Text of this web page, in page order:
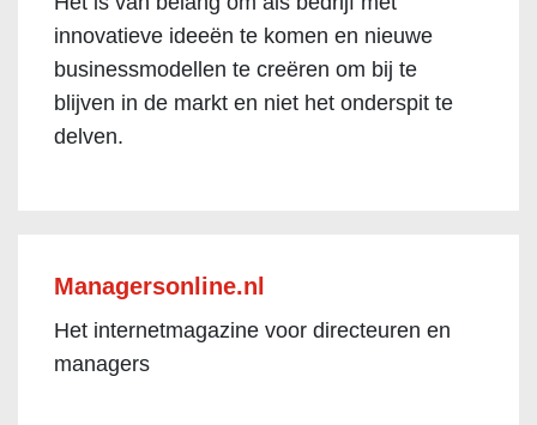
innovatieve ideeën te komen en nieuwe
businessmodellen te creëren om bij te
blijven in de markt en niet het onderspit te
delven.
Managersonline.nl
Het internetmagazine voor directeuren en
managers